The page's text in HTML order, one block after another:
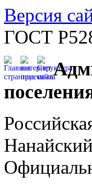
Версия
ГОСТ